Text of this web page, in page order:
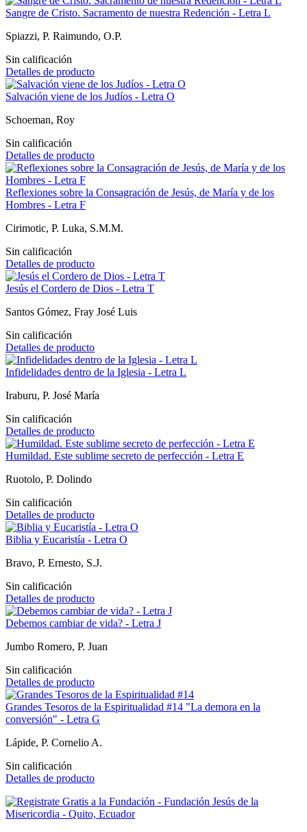
Sangre de Cristo. Sacramento de nuestra Redención - Letra L
Spiazzi, P. Raimundo, O.P.
Sin calificación
Detalles de producto
Salvación viene de los Judíos - Letra O
Schoeman, Roy
Sin calificación
Detalles de producto
Reflexiones sobre la Consagración de Jesús, de María y de los
Hombres - Letra F
Cirimotic, P. Luka, S.M.M.
Sin calificación
Detalles de producto
Jesús el Cordero de Dios - Letra T
Santos Gómez, Fray José Luis
Sin calificación
Detalles de producto
Infidelidades dentro de la Iglesia - Letra L
Iraburu, P. José María
Sin calificación
Detalles de producto
Humildad. Este sublime secreto de perfección - Letra E
Ruotolo, P. Dolindo
Sin calificación
Detalles de producto
Biblia y Eucaristía - Letra O
Bravo, P. Ernesto, S.J.
Sin calificación
Detalles de producto
Debemos cambiar de vida? - Letra J
Jumbo Romero, P. Juan
Sin calificación
Detalles de producto
Grandes Tesoros de la Espiritualidad #14 "La demora en la
conversión" - Letra G
Lápide, P. Cornelio A.
Sin calificación
Detalles de producto